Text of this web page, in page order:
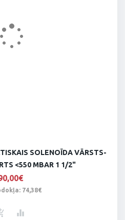
SOLENOĪDA VĀRSTS-
<550 MBAR 1 1/2"
74,38€